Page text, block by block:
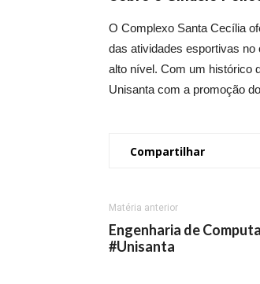
O Complexo Santa Cecília
das atividades esportivas
alto nível. Com um histórico
Unisanta com a promoção
Compartilhar
Matéria anterior
Engenharia de
#Unisanta